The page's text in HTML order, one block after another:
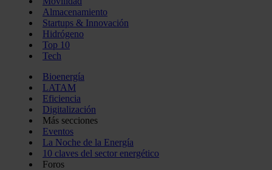
Almacenamiento
Startups & Innovación
Hidrógeno
Top 10
Tech
Bioenergía
LATAM
Eficiencia
Digitalización
Más secciones
Eventos
La Noche de la Energía
10 claves del sector energético
Foros